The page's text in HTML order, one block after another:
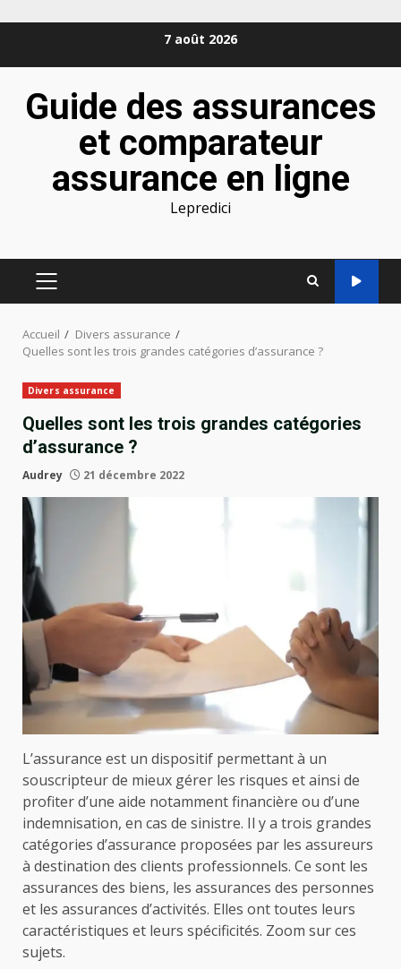
7 août 2026
Guide des assurances
et comparateur
assurance en ligne
Lepredici
MENU
Accueil
Divers assurance
Quelles sont les trois grandes catégories d’assurance ?
Divers assurance
Quelles sont les trois grandes catégories
d’assurance ?
Audrey 21 décembre 2022
L’assurance est un dispositif permettant à un
souscripteur de mieux gérer les risques et ainsi de
profiter d’une aide notamment financière ou d’une
indemnisation, en cas de sinistre. Il y a trois grandes
catégories d’assurance proposées par les assureurs
à destination des clients professionnels. Ce sont les
assurances des biens, les assurances des personnes
et les assurances d’activités. Elles ont toutes leurs
caractéristiques et leurs spécificités. Zoom sur ces
sujets.